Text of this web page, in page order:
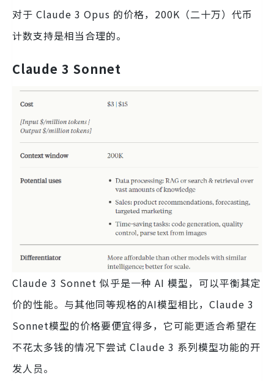
对于 Claude 3 Opus 的价格，200K（二十万）代币
计数支持是相当合理的。
Claude 3 Sonnet
Claude 3 Sonnet 似乎是一种 AI 模型，可以平衡其定
价的性能。与其他同等规格的AI模型相比，Claude 3
Sonnet模型的价格要便宜得多，它可能更适合希望在
不花太多钱的情况下尝试 Claude 3 系列模型功能的开
发人员。